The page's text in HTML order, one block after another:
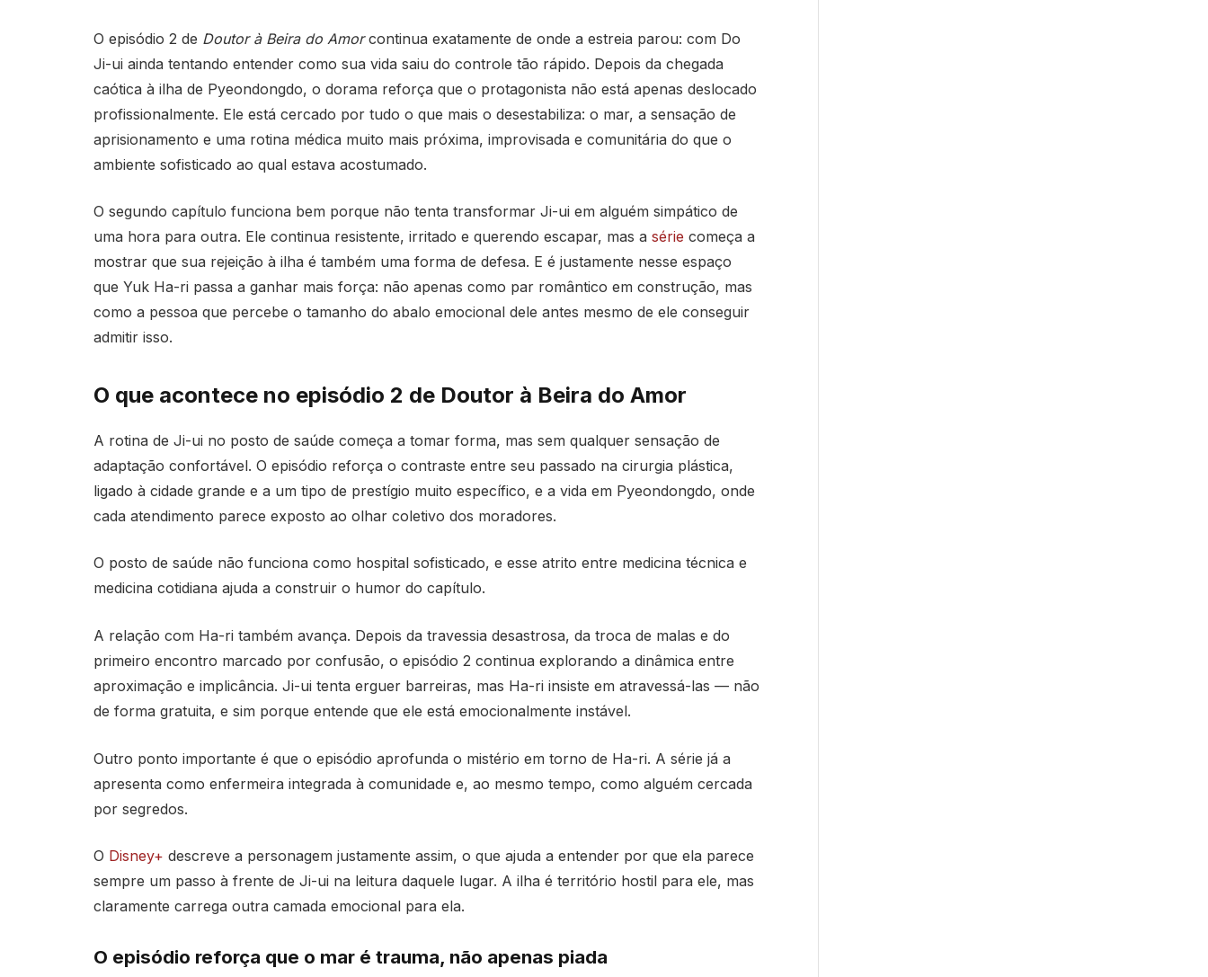
O episódio 2 de Doutor à Beira do Amorcontinua exatamente de onde a estreia parou: com Do
Ji-ui ainda tentando entender como sua vida saiu do controle tão rápido. Depois da chegada
caótica à ilha de Pyeondongdo, o dorama reforça que o protagonista não está apenas deslocado
profissionalmente. Ele está cercado por tudo o que mais o desestabiliza: o mar, a sensação de
aprisionamento e uma rotina médica muito mais próxima, improvisada e comunitária do que o
ambiente sofisticado ao qual estava acostumado.
O segundo capítulo funciona bem porque não tenta transformar Ji-ui em alguém simpático de
uma hora para outra. Ele continua resistente, irritado e querendo escapar, mas a série começa a
mostrar que sua rejeição à ilha é também uma forma de defesa. E é justamente nesse espaço
que Yuk Ha-ri passa a ganhar mais força: não apenas como par romântico em construção, mas
como a pessoa que percebe o tamanho do abalo emocional dele antes mesmo de ele conseguir
admitir isso.
O que acontece no episódio 2 de Doutor à Beira do Amor
A rotina de Ji-ui no posto de saúde começa a tomar forma, mas sem qualquer sensação de
adaptação confortável. O episódio reforça o contraste entre seu passado na cirurgia plástica,
ligado à cidade grande e a um tipo de prestígio muito específico, e a vida em Pyeondongdo, onde
cada atendimento parece exposto ao olhar coletivo dos moradores.
O posto de saúde não funciona como hospital sofisticado, e esse atrito entre medicina técnica e
medicina cotidiana ajuda a construir o humor do capítulo.
A relação com Ha-ri também avança. Depois da travessia desastrosa, da troca de malas e do
primeiro encontro marcado por confusão, o episódio 2 continua explorando a dinâmica entre
aproximação e implicância. Ji-ui tenta erguer barreiras, mas Ha-ri insiste em atravessá-las — não
de forma gratuita, e sim porque entende que ele está emocionalmente instável.
Outro ponto importante é que o episódio aprofunda o mistério em torno de Ha-ri. A série já a
apresenta como enfermeira integrada à comunidade e, ao mesmo tempo, como alguém cercada
por segredos.
O Disney+ descreve a personagem justamente assim, o que ajuda a entender por que ela parece
sempre um passo à frente de Ji-ui na leitura daquele lugar. A ilha é território hostil para ele, mas
claramente carrega outra camada emocional para ela.
O episódio reforça que o mar é trauma, não apenas piada